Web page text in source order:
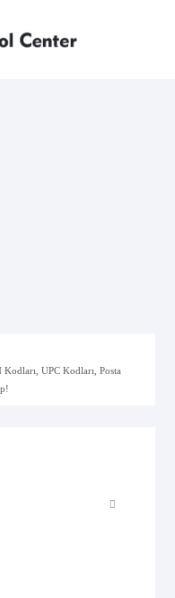
UPC Kodları, Posta